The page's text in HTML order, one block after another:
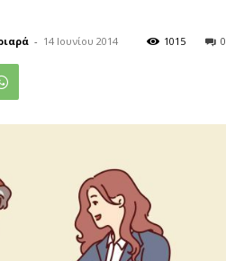
- 14 Ιουνίου 2014 0
1015